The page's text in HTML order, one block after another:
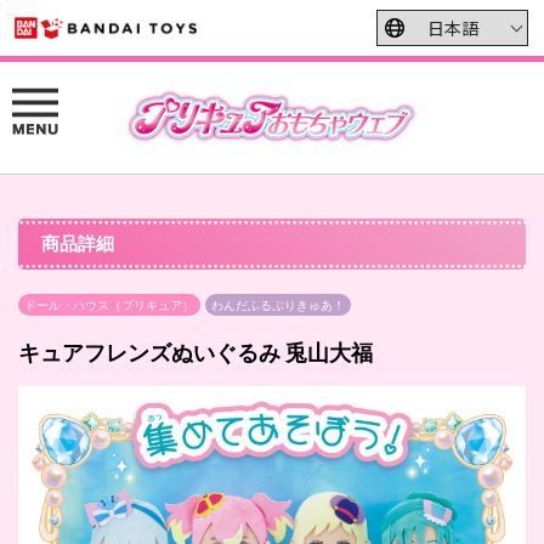
商品詳細
ドール・ハウス（プリキュア） わんだふるぷりきゅあ！
キュアフレンズぬいぐるみ 兎山大福